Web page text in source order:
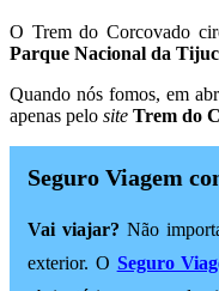
O Trem do Corcovado
Parque Nacional da
Quando nós fomos, em
apenas pelo site Trem do
Seguro Viagem
Vai viajar? Não
exterior. O Seguro